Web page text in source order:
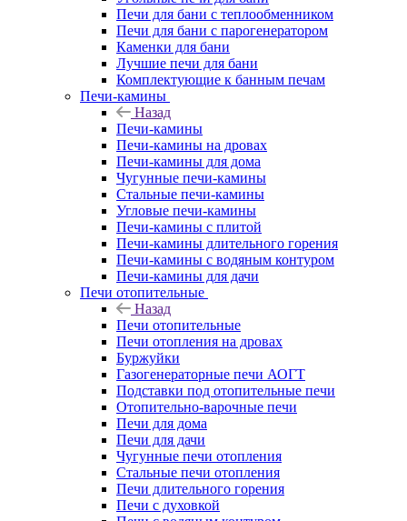
Печи для бани с теплообменником
Печи для бани с парогенератором
Каменки для бани
Лучшие печи для бани
Комплектующие к банным печам
Печи-камины
Назад
Печи-камины
Печи-камины на дровах
Печи-камины для дома
Чугунные печи-камины
Стальные печи-камины
Угловые печи-камины
Печи-камины с плитой
Печи-камины длительного горения
Печи-камины с водяным контуром
Печи-камины для дачи
Печи отопительные
Назад
Печи отопительные
Печи отопления на дровах
Буржуйки
Газогенераторные печи АОГТ
Подставки под отопительные печи
Отопительно-варочные печи
Печи для дома
Печи для дачи
Чугунные печи отопления
Стальные печи отопления
Печи длительного горения
Печи с духовкой